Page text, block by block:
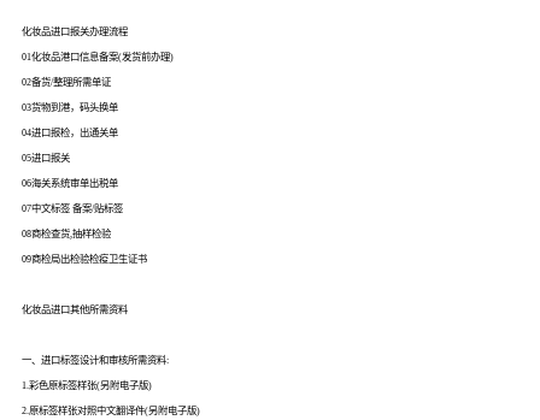
化妆品进口报关办理流程
01化妆品港口信息备案(发货前办理)
02备货/整理所需单证
03货物到港，码头换单
04进口报检，出通关单
05进口报关
06海关系统审单出税单
07中文标签 备案/贴标签
08商检查货,抽样检验
09商检局出检验检疫卫生证书
化妆品进口其他所需资料
一、进口标签设计和审核所需资料:
1.彩色原标签样张(另附电子版)
2.原标签样张对照中文翻译件(另附电子版)